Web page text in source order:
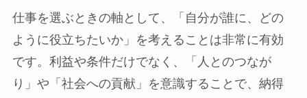
仕事を選ぶときの軸として、「自分が誰に、どの
ように役立ちたいか」を考えることは非常に有効
です。利益や条件だけでなく、「人とのつなが
り」や「社会への貢献」を意識することで、納得